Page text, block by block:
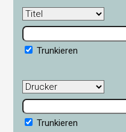
Trunkieren
Trunkieren